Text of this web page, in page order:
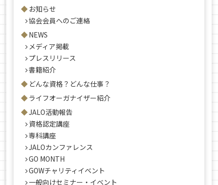
お知らせ
協会会員へのご連絡
NEWS
メディア掲載
プレスリリース
書籍紹介
どんな資格？どんな仕事？
ライフオーガナイザー紹介
JALO活動報告
資格認定講座
専科講座
JALOカンファレンス
GO MONTH
GOWチャリティイベント
一般向けセミナー・イベント